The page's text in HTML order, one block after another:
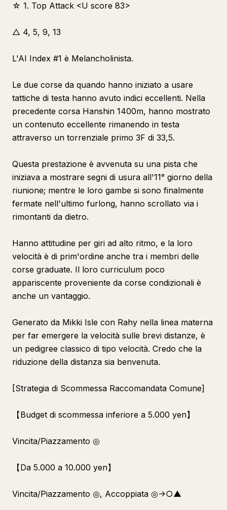
☆ 1. Top Attack <U score 83>
△ 4, 5, 9, 13
L'AI Index #1 è Melancholinista.
Le due corse da quando hanno iniziato a usare
tattiche di testa hanno avuto indici eccellenti. Nella
precedente corsa Hanshin 1400m, hanno mostrato
un contenuto eccellente rimanendo in testa
attraverso un torrenziale primo 3F di 33,5.
Questa prestazione è avvenuta su una pista che
iniziava a mostrare segni di usura all'11° giorno della
riunione; mentre le loro gambe si sono finalmente
fermate nell'ultimo furlong, hanno scrollato via i
rimontanti da dietro.
Hanno attitudine per giri ad alto ritmo, e la loro
velocità è di prim'ordine anche tra i membri delle
corse graduate. Il loro curriculum poco
appariscente proveniente da corse condizionali è
anche un vantaggio.
Generato da Mikki Isle con Rahy nella linea materna
per far emergere la velocità sulle brevi distanze, è
un pedigree classico di tipo velocità. Credo che la
riduzione della distanza sia benvenuta.
[Strategia di Scommessa Raccomandata Comune]
【Budget di scommessa inferiore a 5.000 yen】
Vincita/Piazzamento ◎
【Da 5.000 a 10.000 yen】
Vincita/Piazzamento ◎, Accoppiata ◎→○▲